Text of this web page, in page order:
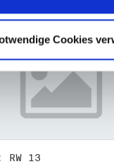
Cookies
13